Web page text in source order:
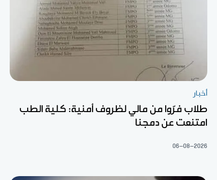
أخبار
طلاب فرّوا من مالي لظروف أمنية: كلية الطب
امتنعت عن دمجنا
06-08-2026